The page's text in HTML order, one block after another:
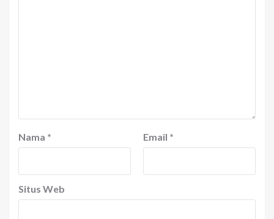
Nama * Email *
Situs Web